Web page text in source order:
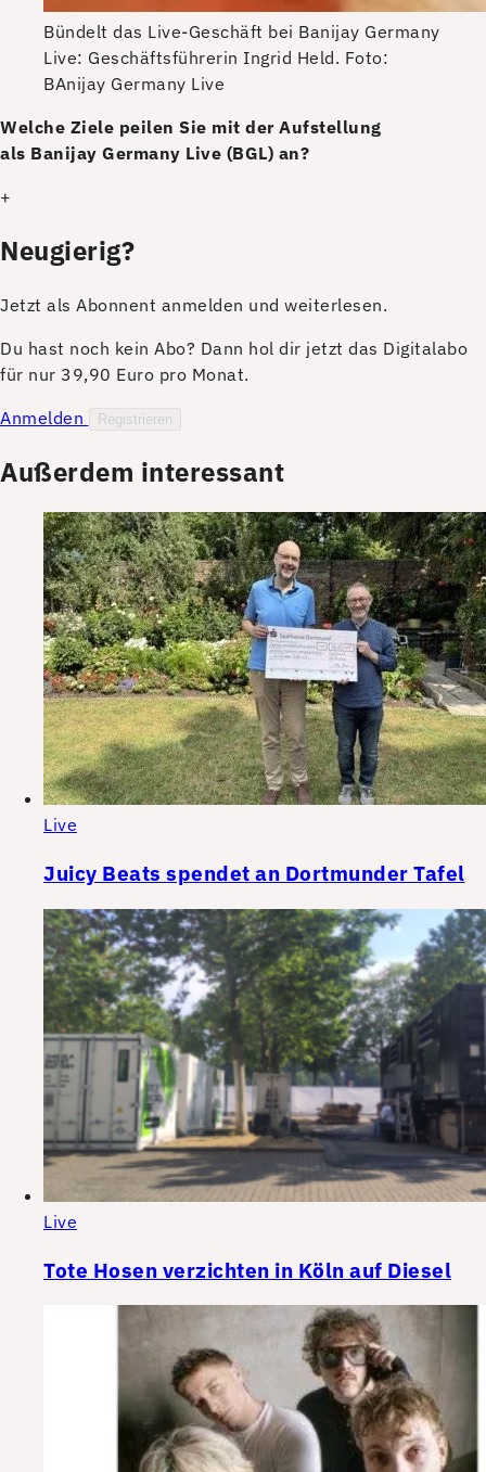
Bündelt das Live-Geschäft bei Banijay Germany
Live: Geschäftsführerin Ingrid Held. Foto:
BAnijay Germany Live
Welche Ziele peilen Sie mit der Aufstellung
als Banijay Germany Live (BGL) an?
+
Neugierig?
Jetzt als Abonnent anmelden und weiterlesen.
Du hast noch kein Abo? Dann hol dir jetzt das Digitalabo
für nur 39,90 Euro pro Monat.
Anmelden
Registrieren
Außerdem interessant
Live
Juicy Beats spendet an Dortmunder Tafel
Live
Tote Hosen verzichten in Köln auf Diesel